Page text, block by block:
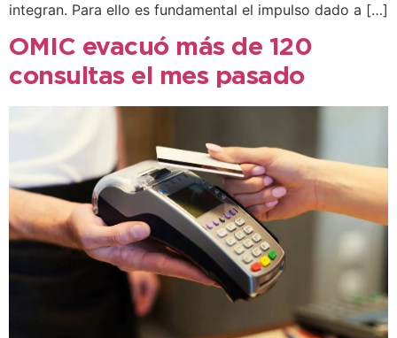
integran. Para ello es fundamental el impulso dado a […]
OMIC evacuó más de 120
consultas el mes pasado